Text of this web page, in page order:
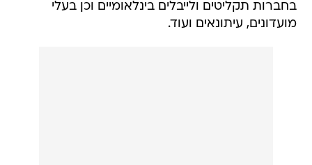
בחברות תקליטים ולייבלים בינלאומיים וכן בעלי
מועדונים, עיתונאים ועוד.